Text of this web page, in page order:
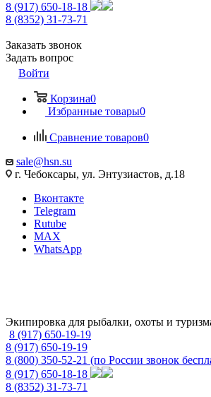
8 (917) 650-18-18
8 (8352) 31-73-71
Заказать звонок
Задать вопрос
Войти
Корзина0
Избранные товары0
Сравнение товаров0
sale@hsn.su
г. Чебоксары, ул. Энтузиастов, д.18
Вконтакте
Telegram
Rutube
MAX
WhatsApp
Экипировка для рыбалки, охоты и
8 (917) 650-19-19
8 (917) 650-19-19
8 (800) 350-52-21 (по России звонок
8 (917) 650-18-18
8 (8352) 31-73-71